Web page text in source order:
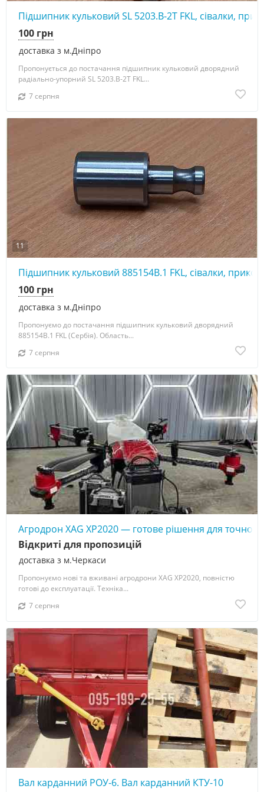
Підшипник кульковий SL 5203.B-2T FKL, сівалки,
доставка з м.Дніпро
100 грн
Пропонується до постачання підшипник кульковий дворядний
радіально-упорний SL 5203.B-2T FKL...
7 серпня
11
Підшипник кульковий 885154В.1 FKL, сівалки,
доставка з м.Дніпро
100 грн
Пропонуємо до постачання підшипник кульковий дворядний
885154В.1 FKL (Сербія). Область...
7 серпня
Агродрон XAG XP2020 — готове рішення для
доставка з м.Черкаси
Відкриті для пропозицій
Пропонуємо нові та вживані агродрони XAG XP2020, повністю
готові до експлуатації. Техніка...
7 серпня
Вал карданний РОУ-6. Вал карданний КТУ-10